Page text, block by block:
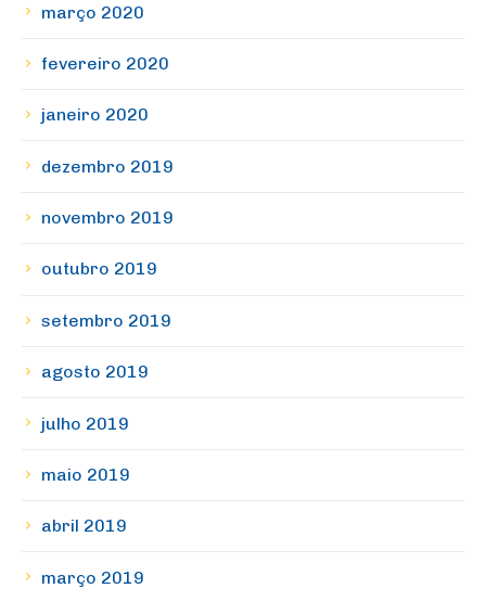
março 2020
fevereiro 2020
janeiro 2020
dezembro 2019
novembro 2019
outubro 2019
setembro 2019
agosto 2019
julho 2019
maio 2019
abril 2019
março 2019